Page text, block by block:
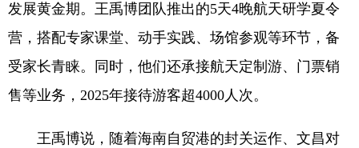
发展黄金期。王禹博团队推出的5天4晚航天研学夏令
营，搭配专家课堂、动手实践、场馆参观等环节，备
受家长青睐。同时，他们还承接航天定制游、门票销
售等业务，2025年接待游客超4000人次。
王禹博说，随着海南自贸港的封关运作、文昌对